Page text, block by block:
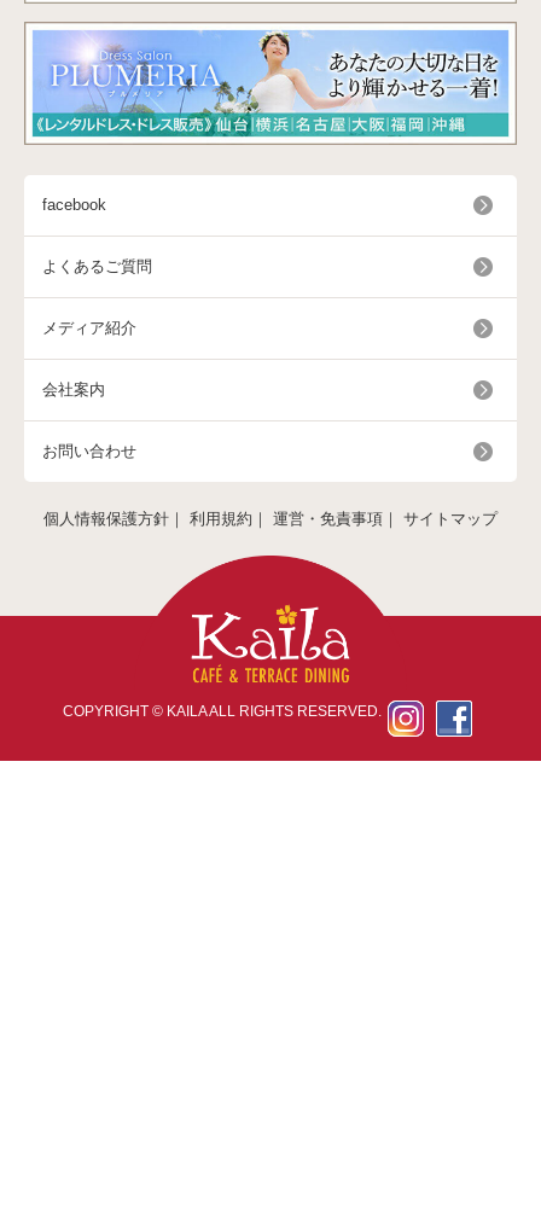
facebook
よくあるご質問
メディア紹介
会社案内
お問い合わせ
個人情報保護方針 ｜ 利用規約 ｜ 運営・免責事項 ｜ サイトマップ
KAILA CAFE &
COPYRIGHT © KAILA ALL RIGHTS RESERVED.